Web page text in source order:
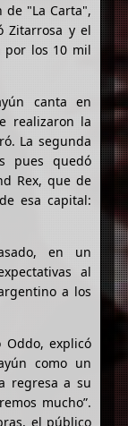
de "La Carta",
Zitarrosa y el
por los 10 mil
canta en
realizaron la
La segunda
pues quedó
Rex, que de
esa capital:
en un
al
a los
Oddo, explicó
como un
regresa a su
mucho”.
el público